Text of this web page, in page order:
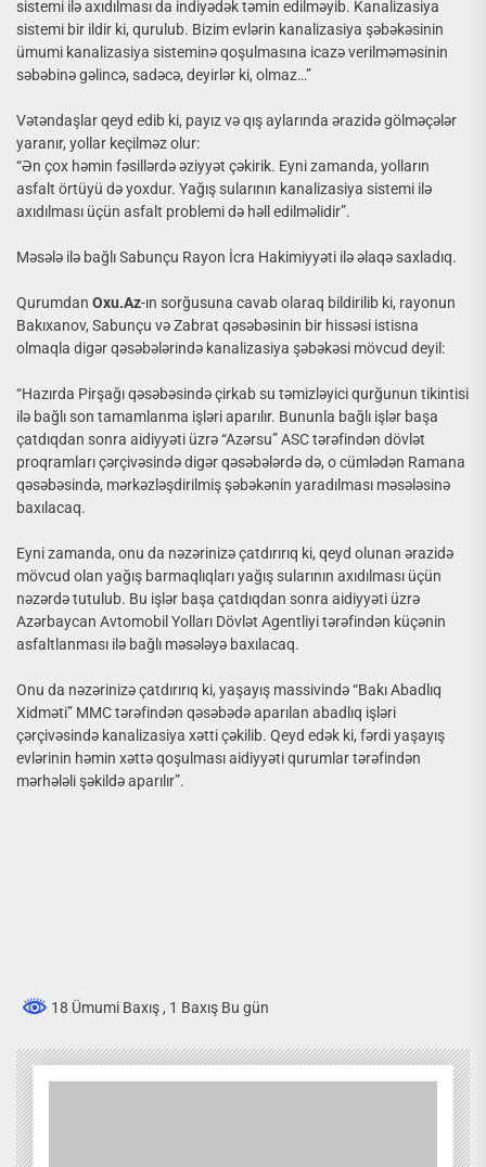
sistemi ilə axıdılması da indiyədək təmin edilməyib. Kanalizasiya
sistemi bir ildir ki, qurulub. Bizim evlərin kanalizasiya şəbəkəsinin
ümumi kanalizasiya sisteminə qoşulmasına icazə verilməməsinin
səbəbinə gəlincə, sadəcə, deyirlər ki, olmaz…”
Vətəndaşlar qeyd edib ki, payız və qış aylarında ərazidə gölməçələr
yaranır, yollar keçilməz olur:
“Ən çox həmin fəsillərdə əziyyət çəkirik. Eyni zamanda, yolların
asfalt örtüyü də yoxdur. Yağış sularının kanalizasiya sistemi ilə
axıdılması üçün asfalt problemi də həll edilməlidir”.
Məsələ ilə bağlı Sabunçu Rayon İcra Hakimiyyəti ilə əlaqə saxladıq.
Qurumdan Oxu.Az-ın sorğusuna cavab olaraq bildirilib ki, rayonun
Bakıxanov, Sabunçu və Zabrat qəsəbəsinin bir hissəsi istisna
olmaqla digər qəsəbələrində kanalizasiya şəbəkəsi mövcud deyil:
“Hazırda Pirşağı qəsəbəsində çirkab su təmizləyici qurğunun tikintisi
ilə bağlı son tamamlanma işləri aparılır. Bununla bağlı işlər başa
çatdıqdan sonra aidiyyəti üzrə “Azərsu” ASC tərəfindən dövlət
proqramları çərçivəsində digər qəsəbələrdə də, o cümlədən Ramana
qəsəbəsində, mərkəzləşdirilmiş şəbəkənin yaradılması məsələsinə
baxılacaq.
Eyni zamanda, onu da nəzərinizə çatdırırıq ki, qeyd olunan ərazidə
mövcud olan yağış barmaqlıqları yağış sularının axıdılması üçün
nəzərdə tutulub. Bu işlər başa çatdıqdan sonra aidiyyəti üzrə
Azərbaycan Avtomobil Yolları Dövlət Agentliyi tərəfindən küçənin
asfaltlanması ilə bağlı məsələyə baxılacaq.
Onu da nəzərinizə çatdırırıq ki, yaşayış massivində “Bakı Abadlıq
Xidməti” MMC tərəfindən qəsəbədə aparılan abadlıq işləri
çərçivəsində kanalizasiya xətti çəkilib. Qeyd edək ki, fərdi yaşayış
evlərinin həmin xəttə qoşulması aidiyyəti qurumlar tərəfindən
mərhələli şəkildə aparılır”.
18 Ümumi Baxış, 1 Baxış Bu gün